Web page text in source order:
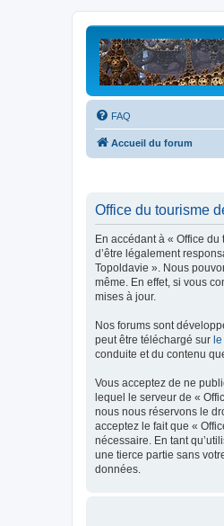
FAQ
Accueil du forum
Office du tourisme
En accédant à « Office
d’être légalement
Topoldavie ». Nous
même. En effet, si vous
mises à jour.
Nos forums sont
peut être téléchargé sur
conduite et du contenu
Vous acceptez de ne
lequel le serveur de «
nous nous réservons le
acceptez le fait que «
nécessaire. En tant
une tierce partie sans
données.